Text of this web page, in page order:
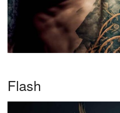
Flash